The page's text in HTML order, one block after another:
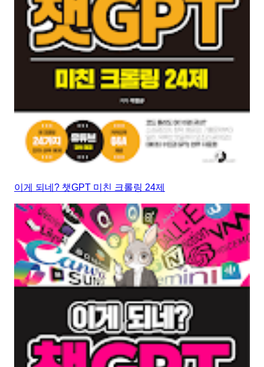
이게 되네? 챗GPT 미친 크롤링 24제